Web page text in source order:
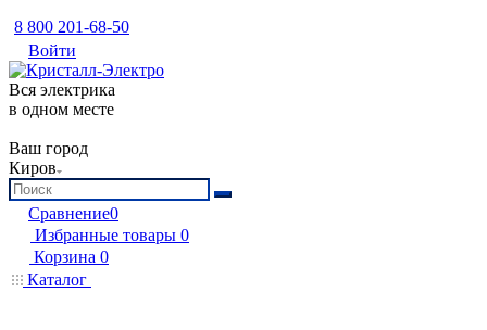
8 800 201-68-50
Войти
Вся электрика
в одном месте
Ваш город
Киров
Сравнение0
Избранные товары 0
Корзина 0
Каталог